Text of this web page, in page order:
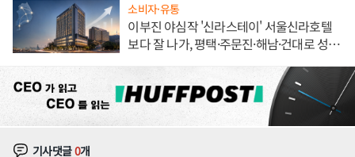
소비자·유통
이부진 야심작 '신라스테이' 서울신라호텔
보다 잘 나가, 평택·주문진·해남·건대로 성
기사댓글0개